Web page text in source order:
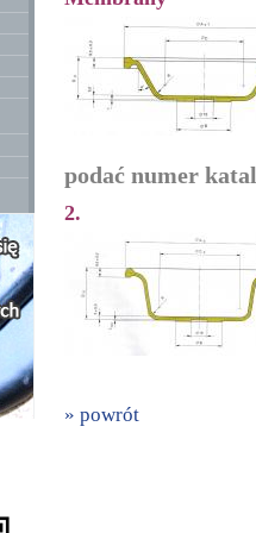
podać numer
2.
» powrót